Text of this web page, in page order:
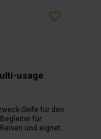
usage
Seife für den
für
und eignet